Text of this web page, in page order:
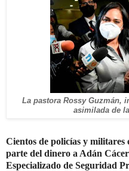
La pastora Rossy Guzmán,
asimilada de
Cientos de policías y
parte del dinero a Adán
Especializado de Seguridad